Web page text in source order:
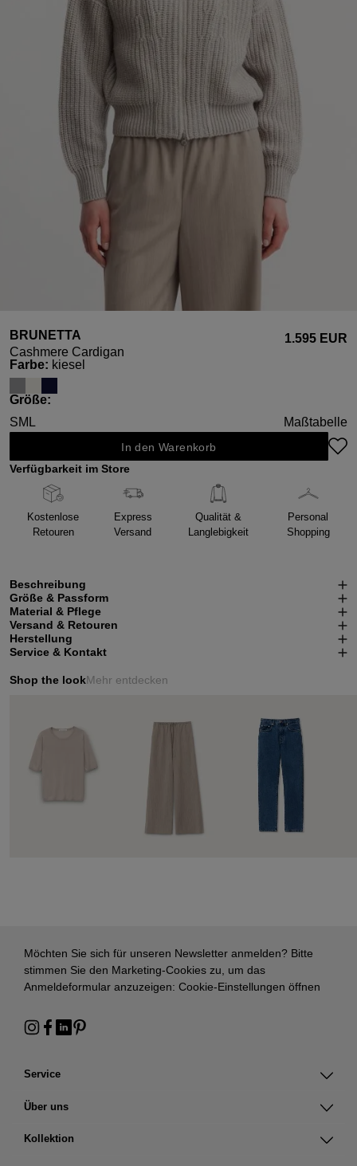
BRUNETTA
Cashmere Cardigan
1.595 EUR
Farbeauswählen
: kiesel
Größeauswählen
:
SM L Maßtabelle
In den Warenkorb
Verfügbarkeit im Store
Kostenlose
Retouren
Express
Versand
Qualität &
Langlebigkeit
Personal
Shopping
Beschreibung
Größe & Passform
Material & Pflege
Versand & Retouren
Herstellung
Service & Kontakt
Shop the lookMehr entdecken
Service
Über uns
Kollektion
Möchten Sie sich für unseren Newsletter anmelden? Bitte
stimmen Sie den Marketing-Cookies zu, um das
Anmeldeformular anzuzeigen: Cookie-Einstellungen öffnen